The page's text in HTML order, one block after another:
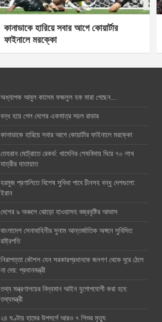
কানাডাকে হারিয়ে সবার আগে কোয়ার্টার
ফাইনালে মরক্কো
অধ্যাপক আবুল কাসেম ফজলুল হক মারা গেছেন….
বন্ধ হয়ে গেল দেশের একমাত্র সচল রাডার
কানাডাকে হারিয়ে সবার আগে কোয়ার্টার ফাইনালে মরক্কো
তেহরান মেট্রোতে রেকর্ড: খামেনির শেষবিদায় ঘিরে ৭০ লাখ
যাত্রীর যাতায়াত
হরমুজ প্রণালিতে বিশেষ সুবিধা পাবে চীনসহ বন্ধু দেশগুলো:
ইরান
দেশের ৯ অঞ্চলে ঝোড়ো হাওয়াসহ বজ্রবৃষ্টির আভাস
বাংলাদেশ সেনাবাহিনীর সুনাম আন্তর্জাতিক অঙ্গনে সুবিদিত:
রাষ্ট্রপতি
নিরাপত্তা কৌশল যেন সরকারপ্রধানকে জনগণ থেকে দূরে ঠেলে
না দেয়: প্রধানমন্ত্রী
তথ্য মন্ত্রণালয়ের বিদ্যমান আইন যুগোপযোগী করা হবে:
তথ্যমন্ত্রী
২৪ ঘণ্টায় হামের উপসর্গে আরও ৭ শিশুর মৃত্যু